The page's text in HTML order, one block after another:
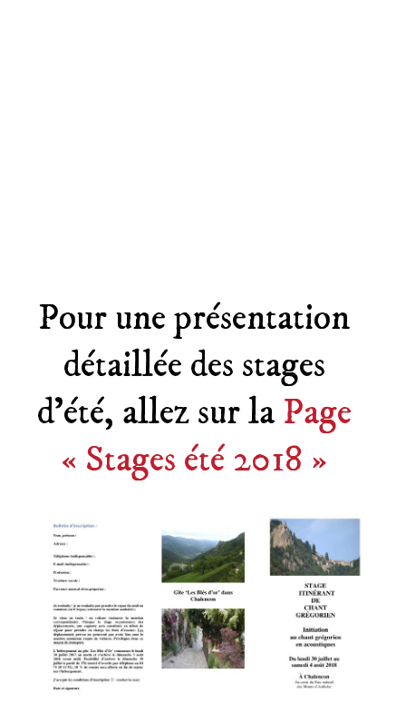
Pour une présentation
détaillée des stages
d’été, allez sur la Page
« Stages été 2018 »